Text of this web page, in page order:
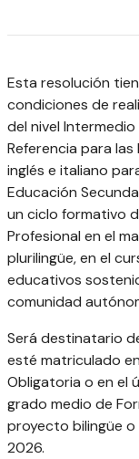
Esta resolución
condiciones de
del nivel
Referencia para las
inglés e italiano
Educación
un ciclo formativo
Profesional en el
plurilingüe, en el
educativos
comunidad
Será destinatario
esté matriculado
Obligatoria o en el
grado medio de
proyecto bilingüe
2026.